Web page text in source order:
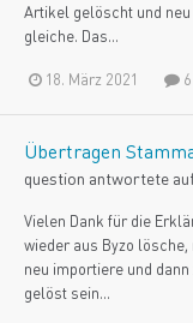
Artikel gelöscht und
gleiche. Das...
18. März 2021
Übertragen
question antwortete
Vielen Dank für die
wieder aus Byzo
neu importiere und
gelöst sein...